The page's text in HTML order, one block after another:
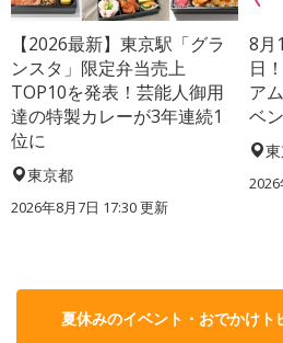
【2026最新】東京駅「グラ
ンスタ」限定弁当売上
TOP10を発表！芸能人御用
達の特製カレーが3年連続1
位に
東京都
2026年8月7日 17:30更新
8月
日
ア
ベ
夏休みのイベント・おでかけト